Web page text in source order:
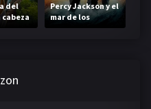
del
Percy Jackson y el
mar de los
monstruos